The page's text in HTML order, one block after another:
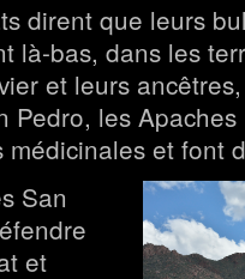
dirent que leurs
là-bas, dans les
et leurs
Pedro, les
et font
San
et